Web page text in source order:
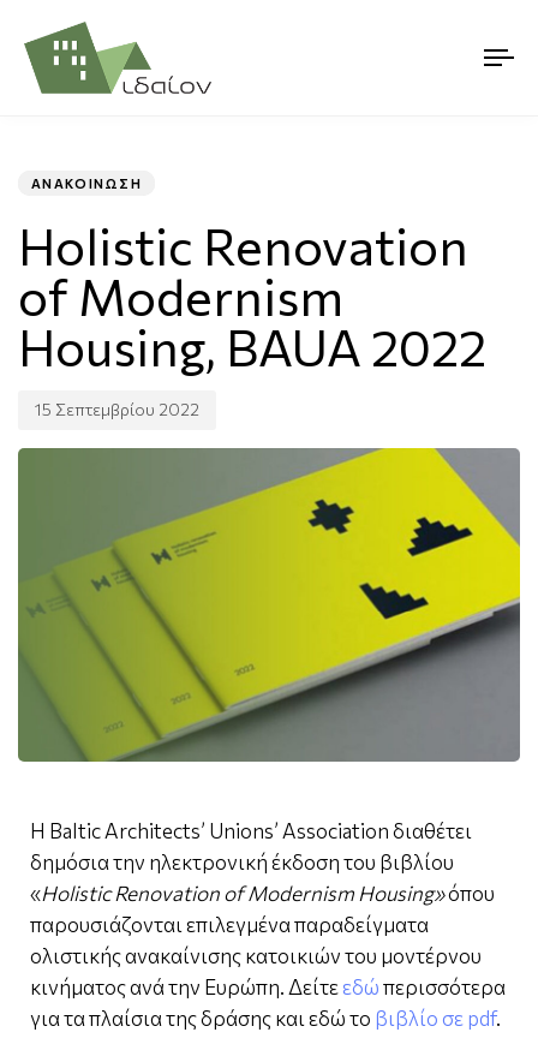
ΑΝΑΚΟΊΝΩΣΗ
Holistic Renovation
of Modernism
Housing, BAUA 2022
15 Σεπτεμβρίου 2022
Η Baltic Architects’ Unions’ Association διαθέτει
δημόσια την ηλεκτρονική έκδοση του βιβλίου
«HolisticRenovationofModernismHousing»όπου
παρουσιάζονται επιλεγμένα παραδείγματα
ολιστικής ανακαίνισης κατοικιών του μοντέρνου
κινήματος ανά την Ευρώπη. Δείτεεδώπερισσότερα
για τα πλαίσια της δράσης και εδώ το βιβλίο σε pdf.